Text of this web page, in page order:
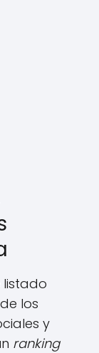
listado
los
y
ranking